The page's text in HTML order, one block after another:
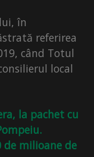
în
referirea
când Totul
local
la pachet cu
de milioane de